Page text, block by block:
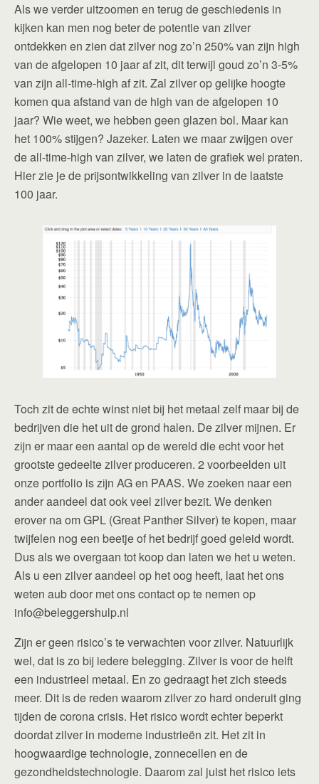
Als we verder uitzoomen en terug de geschiedenis in
kijken kan men nog beter de potentie van zilver
ontdekken en zien dat zilver nog zo’n 250% van zijn high
van de afgelopen 10 jaar af zit, dit terwijl goud zo’n 3-5%
van zijn all-time-high af zit. Zal zilver op gelijke hoogte
komen qua afstand van de high van de afgelopen 10
jaar? Wie weet, we hebben geen glazen bol. Maar kan
het 100% stijgen? Jazeker. Laten we maar zwijgen over
de all-time-high van zilver, we laten de grafiek wel praten.
Hier zie je de prijsontwikkeling van zilver in de laatste
100 jaar.
Toch zit de echte winst niet bij het metaal zelf maar bij de
bedrijven die het uit de grond halen. De zilver mijnen. Er
zijn er maar een aantal op de wereld die echt voor het
grootste gedeelte zilver produceren. 2 voorbeelden uit
onze portfolio is zijn AG en PAAS. We zoeken naar een
ander aandeel dat ook veel zilver bezit. We denken
erover na om GPL (Great Panther Silver) te kopen, maar
twijfelen nog een beetje of het bedrijf goed geleid wordt.
Dus als we overgaan tot koop dan laten we het u weten.
Als u een zilver aandeel op het oog heeft, laat het ons
weten aub door met ons contact op te nemen op
info@beleggershulp.nl
Zijn er geen risico’s te verwachten voor zilver. Natuurlijk
wel, dat is zo bij iedere belegging. Zilver is voor de helft
een industrieel metaal. En zo gedraagt het zich steeds
meer. Dit is de reden waarom zilver zo hard onderuit ging
tijden de corona crisis. Het risico wordt echter beperkt
doordat zilver in moderne industrieën zit. Het zit in
hoogwaardige technologie, zonnecellen en de
gezondheidstechnologie. Daarom zal juist het risico iets